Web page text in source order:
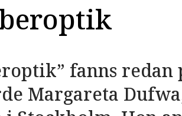
fanns redan
Margareta